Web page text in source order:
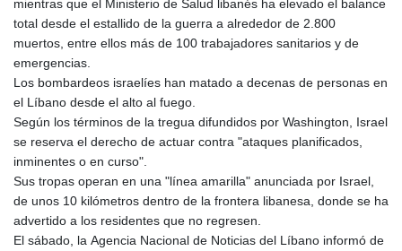
mientras que el Ministerio de Salud libanés ha elevado el balance
total desde el estallido de la guerra a alrededor de 2.800
muertos, entre ellos más de 100 trabajadores sanitarios y de
emergencias.
Los bombardeos israelíes han matado a decenas de personas en
el Líbano desde el alto al fuego.
Según los términos de la tregua difundidos por Washington, Israel
se reserva el derecho de actuar contra "ataques planificados,
inminentes o en curso".
Sus tropas operan en una "línea amarilla" anunciada por Israel,
de unos 10 kilómetros dentro de la frontera libanesa, donde se ha
advertido a los residentes que no regresen.
El sábado, la Agencia Nacional de Noticias del Líbano informó de